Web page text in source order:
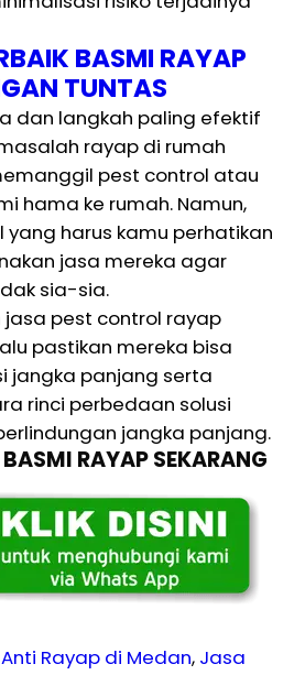
BASMI RAYAP
TUNTAS
dan langkah paling efektif
rayap di rumah
pest control atau
hama ke rumah. Namun,
harus kamu perhatikan
jasa mereka agar
sia-sia.
pest control rayap
pastikan mereka bisa
jangka panjang serta
rinci perbedaan solusi
jangka panjang.
RAYAP SEKARANG
Rayap di Medan, Jasa